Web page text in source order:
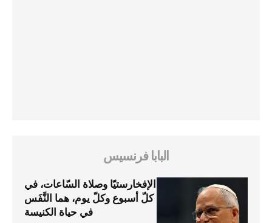
البابا فرنسيس
الإفخارستيّا وصلاة السّاعات، في
كلّ أسبوع وكلّ يوم، هما النَّفَس
في حياة الكنيسة